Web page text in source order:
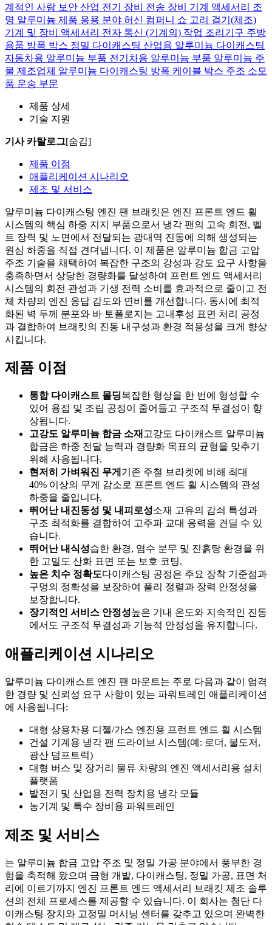
계적인 사람 보안 산업 전기 장비 전송 장비 기계 액세서리 조
명 알루미늄 제품 응용 분야 허신 컴퍼니 쇼 고리 걸기(체조)
기계 및 장비 액세서리 전자 통신 (기계의) 작업 조리기구 주방
용품 방폭 박스 정밀 다이캐스팅 산업용 알루미늄 다이캐스팅
자동차용 알루미늄 부품 전기차용 알루미늄 부품 알루미늄 주
물 제조업체 알루미늄 다이캐스팅 방폭 케이블 박스 주조 소모
품 운송 부문
제품 상세
기술 지원
기사 카탈로그[숨김]
제품 이점
애플리케이션 시나리오
제조 및 서비스
알루미늄 다이캐스팅 엔진 팬 브래킷은 엔진 프론트 엔드 휠
시스템의 핵심 하중 지지 부품으로서 냉각 팬의 고속 회전, 벨
트 장력 및 노면에서 전달되는 광대역 진동에 의해 생성되는
원심 하중을 직접 견뎌냅니다. 이 제품은 알루미늄 합금 고압
주조 기술을 채택하여 복잡한 구조의 강성과 강도 요구 사항을
충족하면서 상당한 경량화를 달성하여 프런트 엔드 액세서리
시스템의 회전 관성과 기생 전력 소비를 효과적으로 줄이고 전
체 차량의 엔진 응답 감도와 연비를 개선합니다. 동시에 최적
화된 벽 두께 분포와 바 토폴로지는 고내후성 표면 처리 공정
과 결합하여 브래킷의 진동 내구성과 환경 적응성을 크게 향상
시킵니다.
제품 이점
통합 다이캐스트 몰딩복잡한 형상을 한 번에 형성할 수
있어 용접 및 조립 공정이 줄어들고 구조적 무결성이 향
상됩니다.
고강도 알루미늄 합금 소재 고강도 다이캐스트 알루미늄
합금은 하중 전달 능력과 경량화 목표의 균형을 맞추기
위해 사용됩니다.
현저히 가벼워진 무게 기존 주철 브라켓에 비해 최대
40% 이상의 무게 감소로 프론트 엔드 휠 시스템의 관성
하중을 줄입니다.
뛰어난 내진동성 및 내피로성소재 고유의 감쇠 특성과
구조 최적화를 결합하여 고주파 교대 응력을 견딜 수 있
습니다.
뛰어난 내식성습한 환경, 염수 분무 및 진흙탕 환경을 위
한 고밀도 산화 표면 또는 보호 코팅.
높은 치수 정확도다이캐스팅 공정은 주요 장착 기준점과
구멍의 정확성을 보장하여 풀리 정렬과 장력 안정성을
보장합니다.
장기적인 서비스 안정성높은 기내 온도와 지속적인 진동
에서도 구조적 무결성과 기능적 안정성을 유지합니다.
애플리케이션 시나리오
알루미늄 다이캐스트 엔진 팬 마운트는 주로 다음과 같이 엄격
한 경량 및 신뢰성 요구 사항이 있는 파워트레인 애플리케이션
에 사용됩니다:
대형 상용차용 디젤/가스 엔진용 프런트 엔드 휠 시스템
건설 기계용 냉각 팬 드라이브 시스템(예: 로더, 불도저,
광산 덤프트럭)
대형 버스 및 장거리 물류 차량의 엔진 액세서리용 설치
플랫폼
발전기 및 산업용 전력 장치용 냉각 모듈
농기계 및 특수 장비용 파워트레인
제조 및 서비스
는 알루미늄 합금 고압 주조 및 정밀 가공 분야에서 풍부한 경
험을 축적해 왔으며 금형 개발, 다이캐스팅, 정밀 가공, 표면 처
리에 이르기까지 엔진 프론트 엔드 액세서리 브래킷 제조 솔루
션의 전체 프로세스를 제공할 수 있습니다. 이 회사는 첨단 다
이캐스팅 장치와 고정밀 머시닝 센터를 갖추고 있으며 완벽한